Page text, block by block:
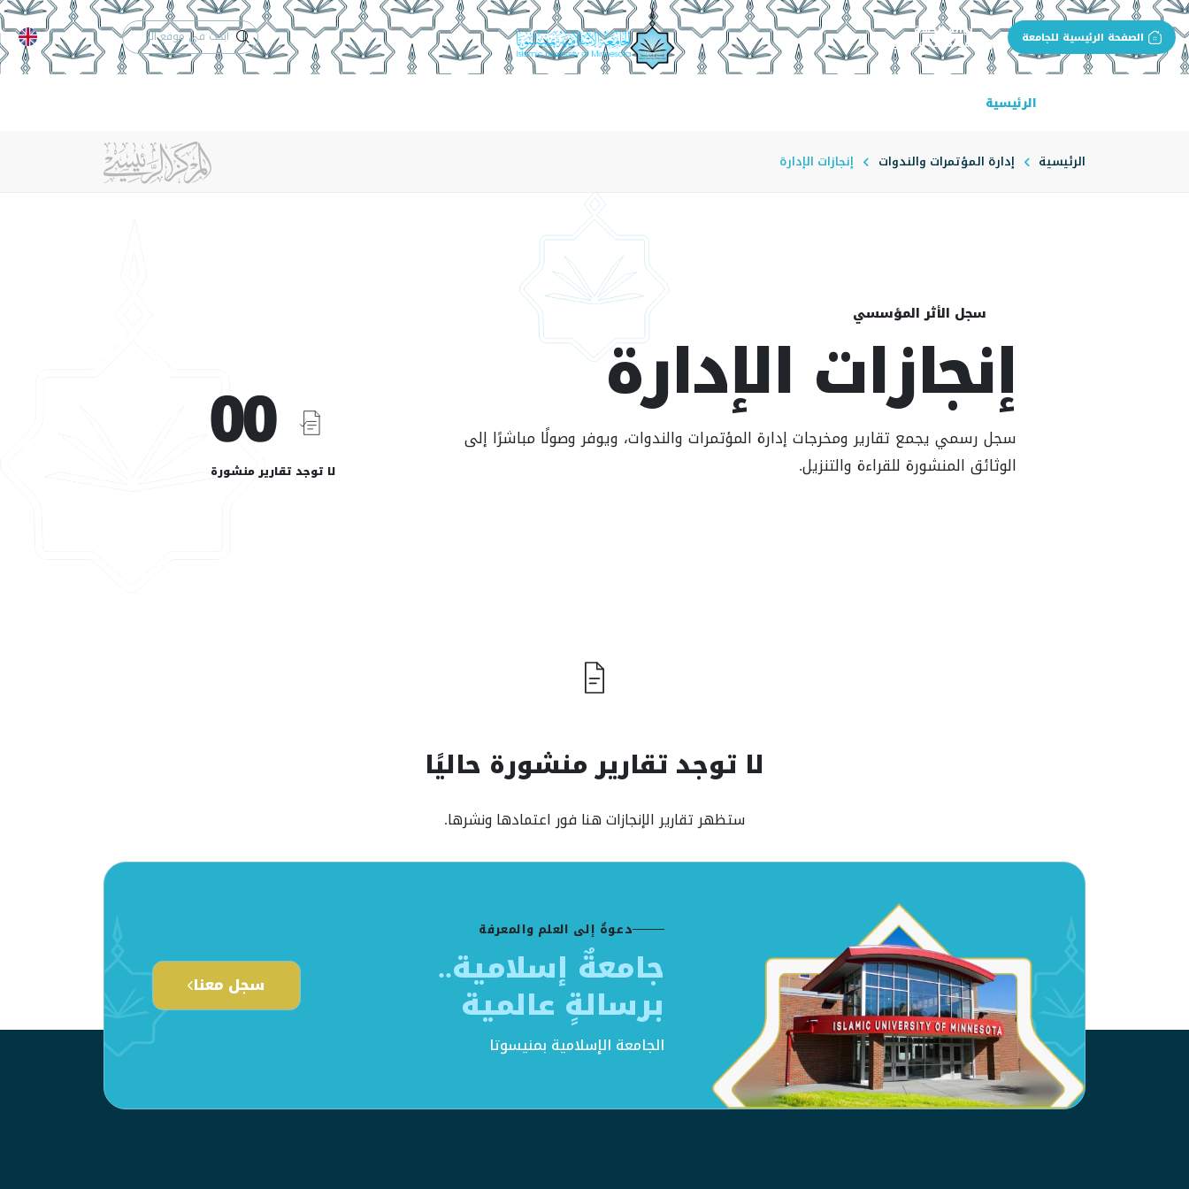
الصفحة الرئيسية للجامعة بوابة الجهة
إدارة المؤتمرات والندوات الدعم الفنيالتقويم الجامعي
الرئيسية
الرئيسية إدارة المؤتمرات والندوات إنجازات الإدارة
سجل الأثر المؤسسي
إنجازات الإدارة
سجل رسمي يجمع تقارير ومخرجات إدارة المؤتمرات والندوات، ويوفر وصولًا مباشرًا إلى
الوثائق المنشورة للقراءة والتنزيل.
00
لا توجد تقارير منشورة
لا توجد تقارير منشورة حاليًا
ستظهر تقارير الإنجازات هنا فور اعتمادها ونشرها.
دعوةٌ إلى العلم والمعرفة
جامعةٌ إسلامية..
برسالةٍ عالمية
الجامعة الإسلامية بمنيسوتا
سجل معنا